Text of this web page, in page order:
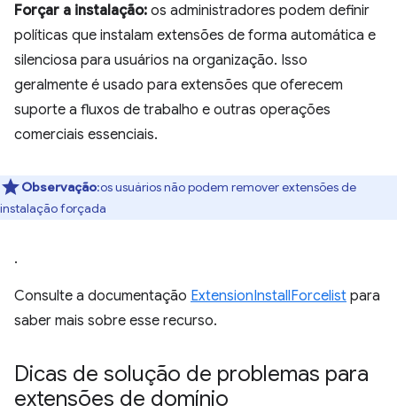
Forçar a instalação: os administradores podem definir
políticas que instalam extensões de forma automática e
silenciosa para usuários na organização. Isso
geralmente é usado para extensões que oferecem
suporte a fluxos de trabalho e outras operações
comerciais essenciais.
Observação:os usuários não podem remover extensões de
instalação forçada
.
Consulte a documentação ExtensionInstallForcelist para
saber mais sobre esse recurso.
Dicas de solução de problemas para
extensões de domínio